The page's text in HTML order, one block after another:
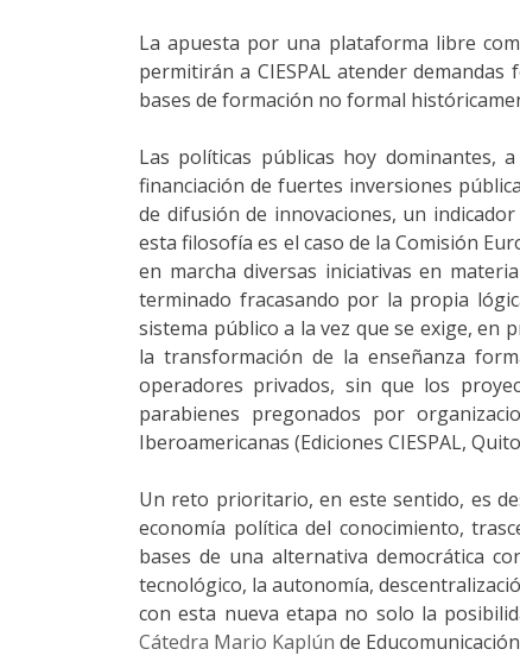
La apuesta por una plataforma libre
permitirán a CIESPAL atender
bases de formación no formal
Las políticas públicas hoy
financiación de fuertes inversiones
de difusión de innovaciones, un
esta filosofía es el caso de la Comisión
en marcha diversas iniciativas en
terminado fracasando por la propia
sistema público a la vez que se exige, en
la transformación de la enseñanza
operadores privados, sin que los
parabienes pregonados por
Iberoamericanas (Ediciones CIESPAL,
Un reto prioritario, en este sentido, es
economía política del conocimiento,
bases de una alternativa democrática
tecnológico, la autonomía,
con esta nueva etapa no solo la
Cátedra Mario Kaplún de